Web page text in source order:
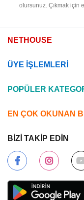
olursunuz. Çıkmak için
NETHOUSE
ÜYE İŞLEMLERİ
POPÜLER
EN ÇOK OKUNAN
BİZİ TAKİP EDİN